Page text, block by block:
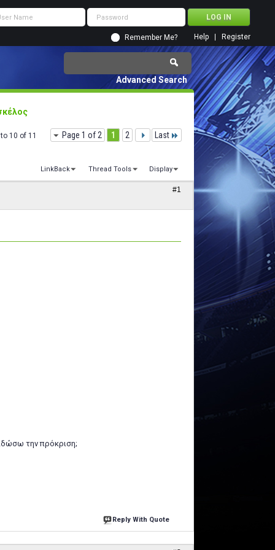
Remember Me? Register
Help
Advanced Search
Page 1 of 2 1 2 Last
10 of 11
LinkBack Thread Tools Display
#1
την πρόκριση;
Reply With Quote